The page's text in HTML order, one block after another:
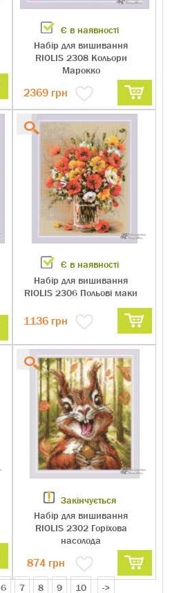
Є в наявності
Набір для вишивання
RIOLIS 2308 Кольори
Марокко
2369 грн
Є в наявності
Набір для вишивання
RIOLIS 2306 Польові маки
1136 грн
Закінчується
Набір для вишивання
RIOLIS 2302 Горіхова
насолода
874грн
6 7 8 9 10 ->